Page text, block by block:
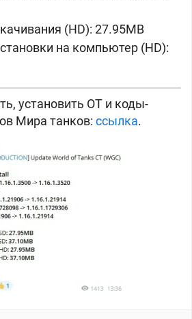
(HD): 27.95MB
на компьютер (HD):
установить OT и коды-
Мира танков: ссылка.